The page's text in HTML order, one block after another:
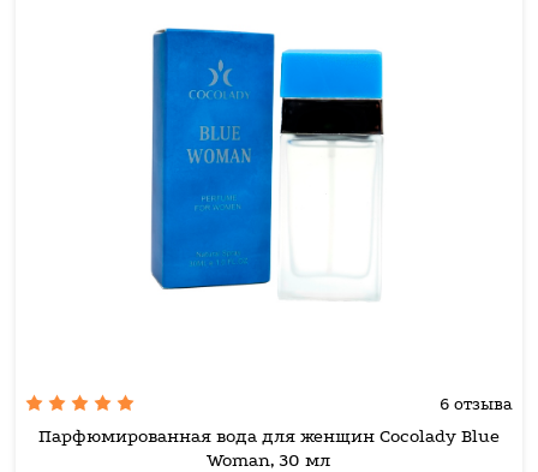
6 отзыва
Парфюмированная вода для женщин Cocolady Blue
Woman, 30 мл